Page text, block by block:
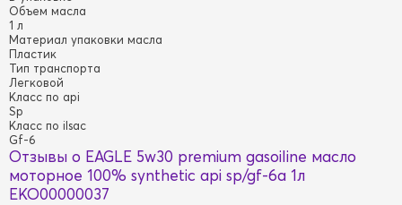
Объем масла
1 л
Материал упаковки масла
Пластик
Тип транспорта
Легковой
Класс по api
Sp
Класс по ilsac
Gf-6
Отзывы о EAGLE 5w30 premium gasoiline масло
моторное 100% synthetic api sp/gf-6a 1л
EKO00000037